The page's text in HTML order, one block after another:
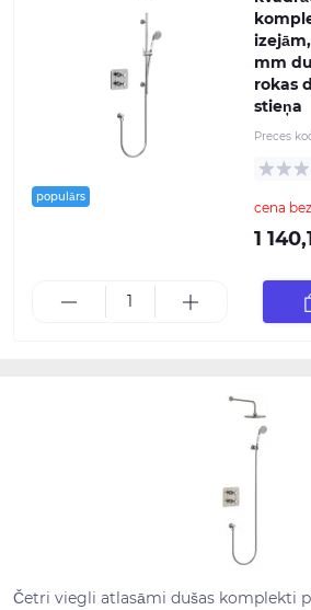
populārs
mm
rokas
stieņa
Preces
cena
1
Četri viegli atlasāmi dušas komplekti